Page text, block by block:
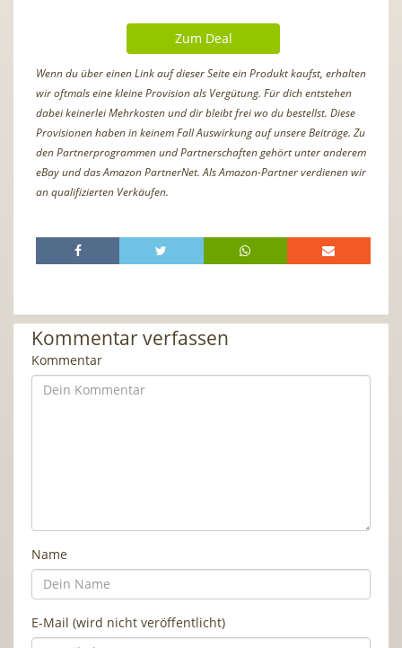
Zum Deal
Wenn du über einen Link auf dieser Seite ein Produkt kaufst, erhalten
wir oftmals eine kleine Provision als Vergütung. Für dich entstehen
dabei keinerlei Mehrkosten und dir bleibt frei wo du bestellst. Diese
Provisionen haben in keinem Fall Auswirkung auf unsere Beiträge. Zu
den Partnerprogrammen und Partnerschaften gehört unter anderem
eBay und das Amazon PartnerNet. Als Amazon-Partner verdienen wir
an qualifizierten Verkäufen.
Kommentar verfassen
Kommentar
Name
E-Mail (wird nicht veröffentlicht)